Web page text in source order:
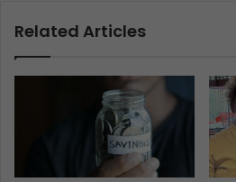
Related Articles